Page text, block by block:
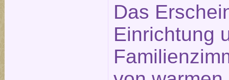
Das
Einrichtung